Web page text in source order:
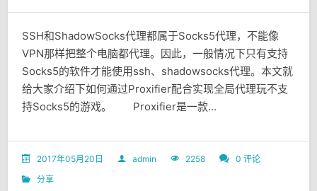
SSH和ShadowSocks代理都属于Socks5代理，不能像
VPN那样把整个电脑都代理。因此，一般情况下只有支持
Socks5的软件才能使用ssh、shadowsocks代理。本文就
给大家介绍下如何通过Proxifier配合实现全局代理玩不支
持Socks5的游戏。 Proxifier是一款...
2017年05月20日 admin 2258
0 评论
分享